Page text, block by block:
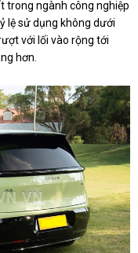
trong ngành công nghiệp
lệ sử dụng không dưới
với lối vào rộng tới
hơn.